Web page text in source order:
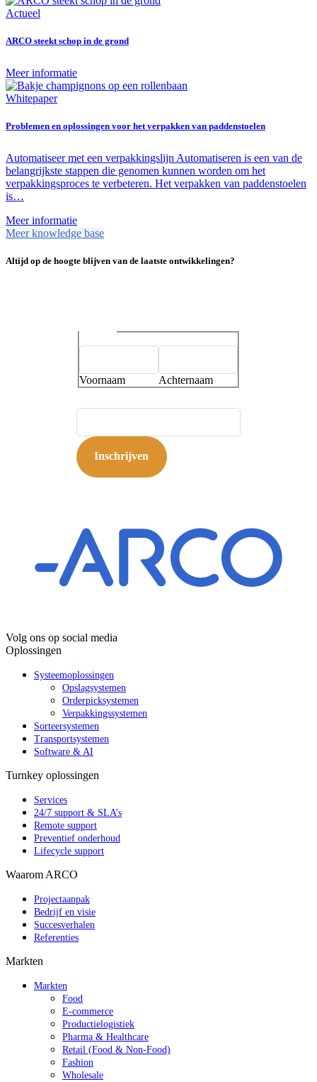
Actueel
ARCO steekt schop in de grond
Meer informatie
Whitepaper
Problemen en oplossingen voor het verpakken van paddenstoelen
Automatiseer met een verpakkingslijn Automatiseren is een van de
belangrijkste stappen die genomen kunnen worden om het
verpakkingsproces te verbeteren. Het verpakken van paddenstoelen
is…
Meer informatie
Meer knowledge base
Altijd op de hoogte blijven van de laatste ontwikkelingen?
Voornaam
Achternaam
Inschrijven
Volg ons op social media
Oplossingen
Systeemoplossingen
Opslagsystemen
Orderpicksystemen
Verpakkingssystemen
Sorteersystemen
Transportsystemen
Software & AI
Turnkey oplossingen
Services
24/7 support & SLA’s
Remote support
Preventief onderhoud
Lifecycle support
Waarom ARCO
Projectaanpak
Bedrijf en visie
Succesverhalen
Referenties
Markten
Markten
Food
E-commerce
Productielogistiek
Pharma & Healthcare
Retail (Food & Non-Food)
Fashion
Wholesale